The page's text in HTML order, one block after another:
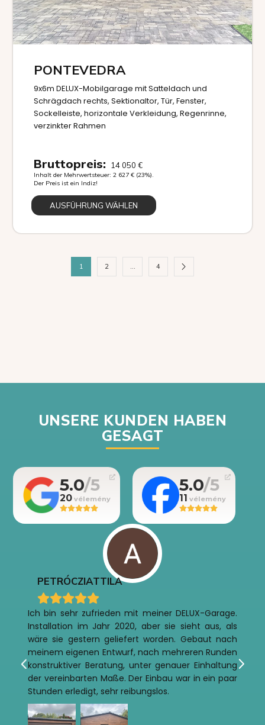
PONTEVEDRA
9x6m DELUX-Mobilgarage mit Satteldach und
Schrägdach rechts, Sektionaltor, Tür, Fenster,
Sockelleiste, horizontale Verkleidung, Regenrinne,
verzinkter Rahmen
Bruttopreis: 14 050 €
Inhalt der Mehrwertsteuer: 2 627 € (23%).
Der Preis ist ein Indiz!
AUSFÜHRUNG WÄHLEN
1 2 … 4
UNSERE KUNDEN HABEN
GESAGT
5.0
20
5.0
11
PETRÓCZIATTILA
Ich bin sehr zufrieden mit meiner DELUX-Garage.
Installation im Jahr 2020, aber sie sieht aus, als
wäre sie gestern geliefert worden. Gebaut nach
meinem eigenen Entwurf, nach mehreren Runden
konstruktiver Beratung, unter genauer Einhaltung
der vereinbarten Maße. Der Einbau war in ein paar
Stunden erledigt, sehr reibungslos.